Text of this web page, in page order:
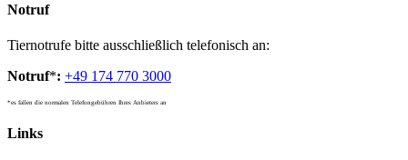
Notruf
Tiernotrufe bitte ausschließlich telefonisch an:
Notruf*: +49 174 770 3000
*es fallen die normalen Telefongebühren Ihres Anbieters an
Links